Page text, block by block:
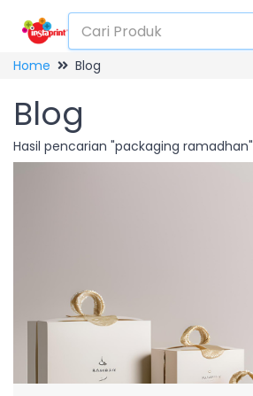
Home Blog
Blog
Hasil pencarian "packaging ramadhan"